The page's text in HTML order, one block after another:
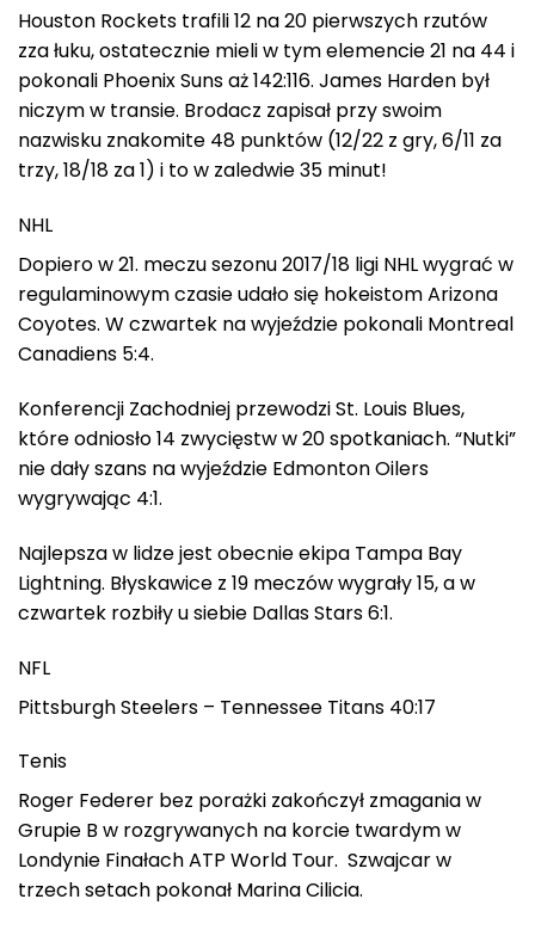
Houston Rockets trafili 12 na 20 pierwszych rzutów
zza łuku, ostatecznie mieli w tym elemencie 21 na 44 i
pokonali Phoenix Suns aż 142:116. James Harden był
niczym w transie. Brodacz zapisał przy swoim
nazwisku znakomite 48 punktów (12/22 z gry, 6/11 za
trzy, 18/18 za 1) i to w zaledwie 35 minut!
NHL
Dopiero w 21. meczu sezonu 2017/18 ligi NHL wygrać w
regulaminowym czasie udało się hokeistom Arizona
Coyotes. W czwartek na wyjeździe pokonali Montreal
Canadiens 5:4.
Konferencji Zachodniej przewodzi St. Louis Blues,
które odniosło 14 zwycięstw w 20 spotkaniach. “Nutki”
nie dały szans na wyjeździe Edmonton Oilers
wygrywając 4:1.
Najlepsza w lidze jest obecnie ekipa Tampa Bay
Lightning. Błyskawice z 19 meczów wygrały 15, a w
czwartek rozbiły u siebie Dallas Stars 6:1.
NFL
Pittsburgh Steelers – Tennessee Titans 40:17
Tenis
Roger Federer bez porażki zakończył zmagania w
Grupie B w rozgrywanych na korcie twardym w
Londynie Finałach ATP World Tour. Szwajcar w
trzech setach pokonał Marina Cilicia.